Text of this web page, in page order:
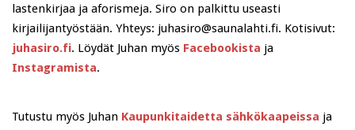
lastenkirjaa ja aforismeja. Siro on palkittu useasti
kirjailijantyöstään. Yhteys: juhasiro@saunalahti.fi. Kotisivut:
juhasiro.fi. Löydät Juhan myös Facebookista ja
Instagramista.
Tutustu myös Juhan Kaupunkitaidetta sähkökaapeissa ja